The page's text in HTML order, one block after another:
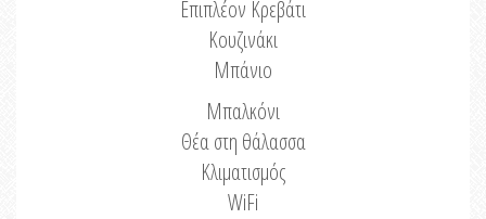
Επιπλέον Κρεβάτι
Κουζινάκι
Μπάνιο
Μπαλκόνι
Θέα στη θάλασσα
Κλιματισμός
WiFi